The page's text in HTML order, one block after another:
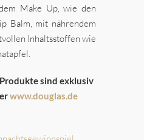
Make Up, wie den
Balm, mit nährendem
Inhaltsstoffen wie
sind exklusiv
www.douglas.de